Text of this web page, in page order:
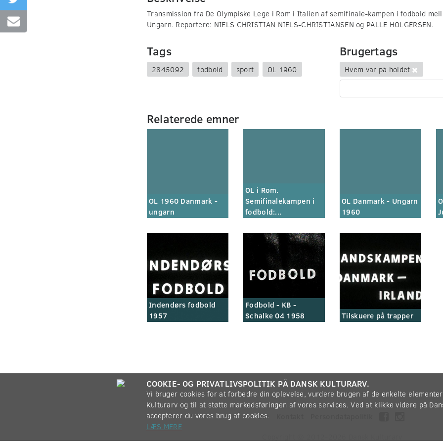
Transmission fra De Olympiske Lege i Rom i Italien af semifinale-kampen i fodbold
Ungarn. Reportere: NIELS CHRISTIAN NIELS-CHRISTIANSEN og PALLE HOLGERSEN.
Tags
2845092 fodbold sport OL 1960
Brugertags
Hvem var på holdet
Relaterede emner
OL 1960 Danmark -
ungarn
OL i Rom.
Semifinalekampen i
fodbold:...
OL Danmark - Ungarn
1960
Indendørs fodbold
1957
Fodbold - KB -
Schalke 04 1958
Tilskuere på trapper
Om
COOKIE- OG PRIVATLIVSPOLITIK PÅ DANSK KULTURARV.
Vi bruger cookies for at forbedre din oplevelse, vurdere brugen af de enkelte
Kulturarv og til at støtte markedsføringen af vores services. Ved at klikke videre på
accepterer du vores brug af cookies.
LÆS MERE